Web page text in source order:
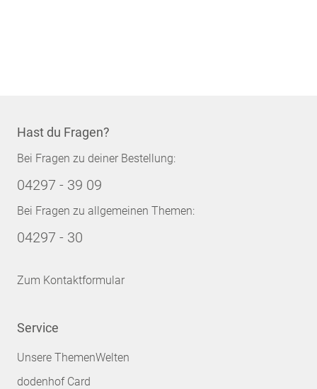
Hast du Fragen?
Bei Fragen zu deiner Bestellung:
04297 - 39 09
Bei Fragen zu allgemeinen Themen:
04297 - 30
Zum Kontaktformular
Service
Unsere ThemenWelten
dodenhof Card